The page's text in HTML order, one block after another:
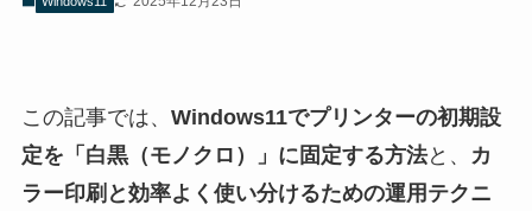
この記事では、 Windows11でプリンターの初期設
定を「白黒（モノクロ）」に固定する方法と、
カ
ラー印刷と効率よく使い分けるための運用テクニ